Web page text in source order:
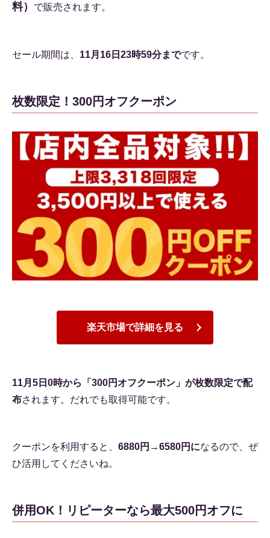
料）
で販売されます。
セール期間は、 11月16日23時59分までです。
枚数限定！300円オフクーポン
楽天市場で詳細を見る
11月5日0時から「300円オフクーポン」が枚数限定で配
布されます。だれでも取得可能です。
クーポンを利用すると、 6880円→6580円になるので、ぜ
ひ活用してくださいね。
併用OK！リピーターなら最大500円オフに